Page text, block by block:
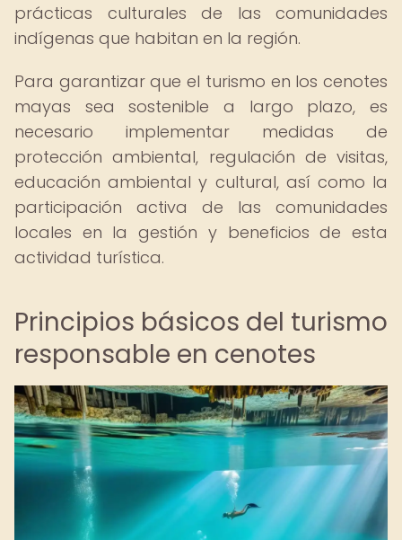
prácticas culturales de las comunidades
indígenas que habitan en la región.
Para garantizar que el turismo en los cenotes
mayas sea sostenible a largo plazo, es
necesario implementar medidas de
protección ambiental, regulación de visitas,
educación ambiental y cultural, así como la
participación activa de las comunidades
locales en la gestión y beneficios de esta
actividad turística.
Principios básicos del turismo
responsable en cenotes